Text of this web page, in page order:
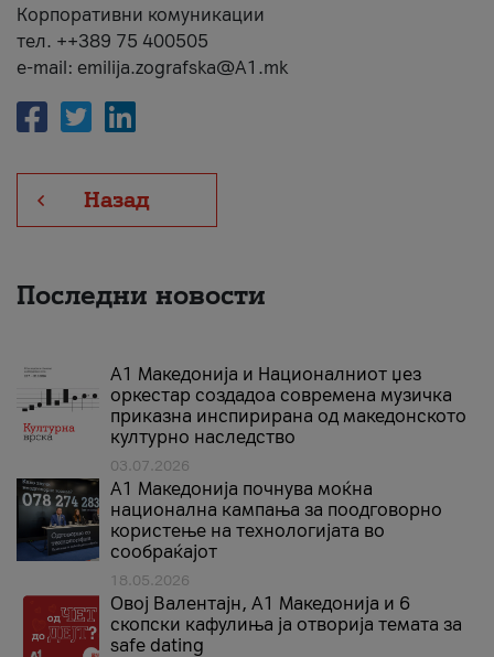
Корпоративни комуникации
тел. ++389 75 400505
e-mail: emilija.zografska@A1.mk
Назад
Последни новости
А1 Македонија и Националниот џез
оркестар создадоа современа музичка
приказна инспирирана од македонското
културно наследство
03.07.2026
A1 Македонија почнува моќна
национална кампања за поодговорно
користење на технологијата во
сообраќајот
18.05.2026
Овој Валентајн, A1 Македонија и 6
скопски кафулиња ја отворија темата за
safe dating